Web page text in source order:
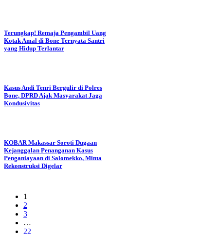
Terungkap! Remaja Pengambil Uang
Kotak Amal di Bone Ternyata Santri
yang Hidup Terlantar
Kasus Andi Tenri Bergulir di Polres
Bone, DPRD Ajak Masyarakat Jaga
Kondusivitas
KOBAR Makassar Soroti Dugaan
Kejanggalan Penanganan Kasus
Penganiayaan di Salomekko, Minta
Rekonstruksi Digelar
1
2
3
…
22